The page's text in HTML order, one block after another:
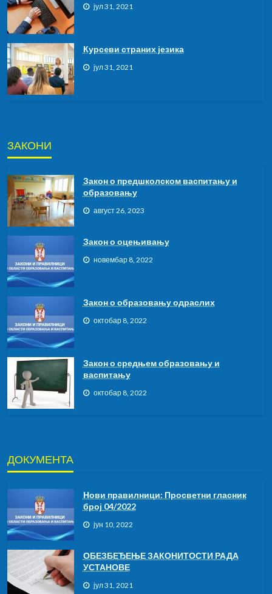
јул 31, 2021
Курсeви страних језика
јул 31, 2021
ЗАКОНИ
Закон о предшколском васпитању и
образовању
август 26, 2023
Закон о оцењивању
новембар 8, 2022
Закон о образовању одраслих
октобар 8, 2022
Закон о средњем образовању и
васпитању
октобар 8, 2022
ДОКУМЕНТА
Нови правилници: Просветни гласник
број 04/2022
јун 10, 2022
ОБЕЗБЕЂЕЊЕ ЗАКОНИТОСТИ РАДА
УСТАНОВЕ
јул 31, 2021